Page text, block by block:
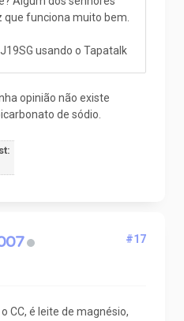
que funciona muito bem.
usando o Tapatalk
opinião não existe
de sódio.
#17
CC, é leite de magnésio,